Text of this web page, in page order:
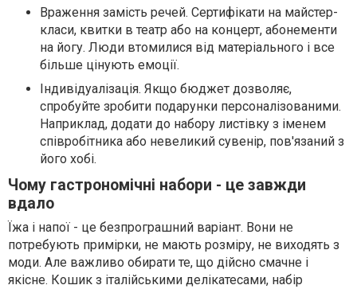
Враження замість речей. Сертифікати на майстер-
класи, квитки в театр або на концерт, абонементи
на йогу. Люди втомилися від матеріального і все
більше цінують емоції.
Індивідуалізація. Якщо бюджет дозволяє,
спробуйте зробити подарунки персоналізованими.
Наприклад, додати до набору листівку з іменем
співробітника або невеликий сувенір, пов'язаний з
його хобі.
Чому гастрономічні набори - це завжди
вдало
Їжа і напої - це безпрограшний варіант. Вони не
потребують примірки, не мають розміру, не виходять з
моди. Але важливо обирати те, що дійсно смачне і
якісне. Кошик з італійськими делікатесами, набір